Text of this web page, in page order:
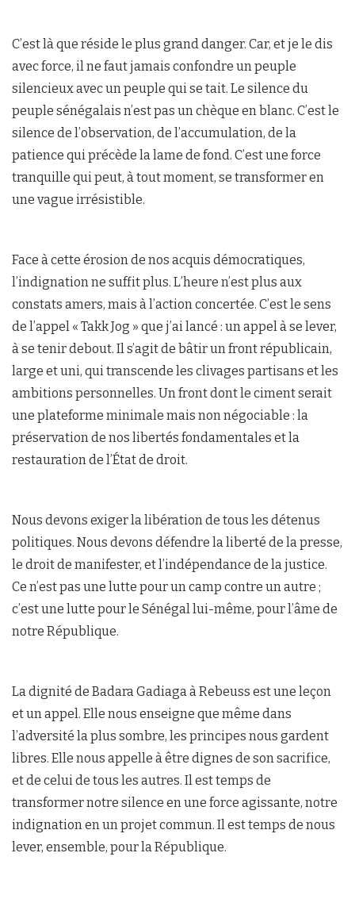
C’est là que réside le plus grand danger. Car, et je le dis
avec force, il ne faut jamais confondre un peuple
silencieux avec un peuple qui se tait. Le silence du
peuple sénégalais n’est pas un chèque en blanc. C’est le
silence de l’observation, de l’accumulation, de la
patience qui précède la lame de fond. C’est une force
tranquille qui peut, à tout moment, se transformer en
une vague irrésistible.
Face à cette érosion de nos acquis démocratiques,
l’indignation ne suffit plus. L’heure n’est plus aux
constats amers, mais à l’action concertée. C’est le sens
de l’appel « Takk Jog » que j’ai lancé : un appel à se lever,
à se tenir debout. Il s’agit de bâtir un front républicain,
large et uni, qui transcende les clivages partisans et les
ambitions personnelles. Un front dont le ciment serait
une plateforme minimale mais non négociable : la
préservation de nos libertés fondamentales et la
restauration de l’État de droit.
Nous devons exiger la libération de tous les détenus
politiques. Nous devons défendre la liberté de la presse,
le droit de manifester, et l’indépendance de la justice.
Ce n’est pas une lutte pour un camp contre un autre ;
c’est une lutte pour le Sénégal lui-même, pour l’âme de
notre République.
La dignité de Badara Gadiaga à Rebeuss est une leçon
et un appel. Elle nous enseigne que même dans
l’adversité la plus sombre, les principes nous gardent
libres. Elle nous appelle à être dignes de son sacrifice,
et de celui de tous les autres. Il est temps de
transformer notre silence en une force agissante, notre
indignation en un projet commun. Il est temps de nous
lever, ensemble, pour la République.